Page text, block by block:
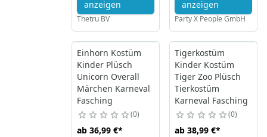
anzeigen
Thetru BV
anzeigen
Party X People GmbH
Einhorn Kostüm
Kinder Plüsch
Unicorn Overall
Märchen Karneval
Fasching
0
ab 36,99 €*
Tigerkostüm
Kinder Kostüm
Tiger Zoo Plüsch
Tierkostüm
Karneval Fasching
0
ab 38,99 €*